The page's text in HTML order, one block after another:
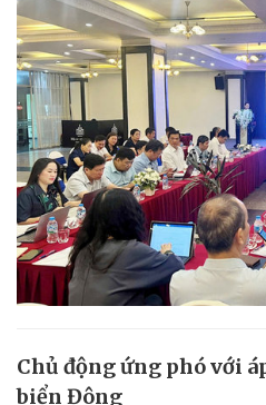
Chủ động ứng phó với
biển Đông